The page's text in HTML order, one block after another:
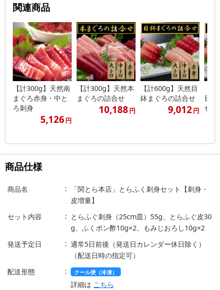
関連商品
【計300g】天然南
まぐろ赤身・中と
ろ刺身
5,126円
【計300g】天然本
まぐろの詰合せ
10,188円
【計600g】天然目
鉢まぐろの詰合せ
9,012円
目
せ
商品仕様
商品名
「関とら本店」とらふく刺身セット【刺身・
皮増量】
セット内容
とらふぐ刺身（25cm皿）55g、とらふぐ皮30
g、ふくポン酢10g×2、もみじおろし10g×2
発送予定日
通常5日前後（発送日カレンダー休日除く）
（配送日時の指定可）
配送形態
クール便（冷凍）
詳細は こちら